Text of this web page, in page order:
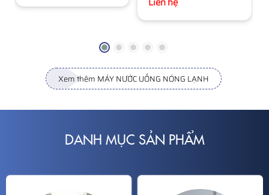
Xem thêm MÁY NƯỚC UỐNG NÓNG LẠNH
DANH MỤC SẢN PHẨM